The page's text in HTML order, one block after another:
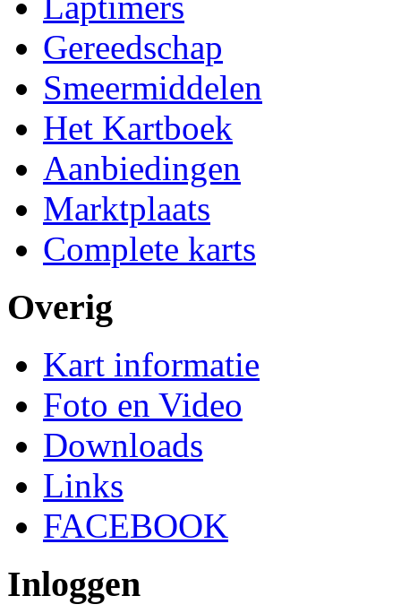
Gereedschap
Smeermiddelen
Het Kartboek
Aanbiedingen
Marktplaats
Complete karts
Overig
Kart informatie
Foto en Video
Downloads
Links
FACEBOOK
Inloggen